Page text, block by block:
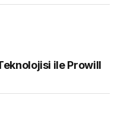
ile Prowill